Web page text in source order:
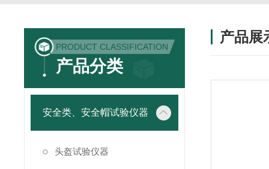
PRODUCT CLASSIFICATION
产品分类
安全类、安全帽试验仪器
头盔试验仪器
产品展